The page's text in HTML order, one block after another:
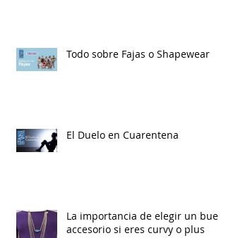
Todo sobre Fajas o Shapewear
El Duelo en Cuarentena
La importancia de elegir un buen
accesorio si eres curvy o plus